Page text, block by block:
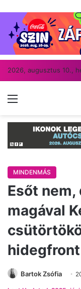
2026, augusztus 10.,
Menü
MINDENMÁS
Esőt
magával
hidegfront
Bartok Zsófia